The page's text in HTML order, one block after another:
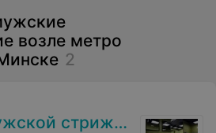
возле метро
2
стрижки